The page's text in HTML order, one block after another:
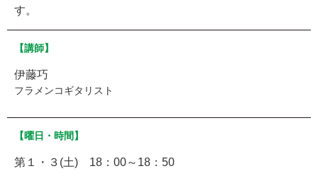
す。
【講師】
伊藤巧
フラメンコギタリスト
【曜日・時間】
第１・３(土) 18：00～18：50